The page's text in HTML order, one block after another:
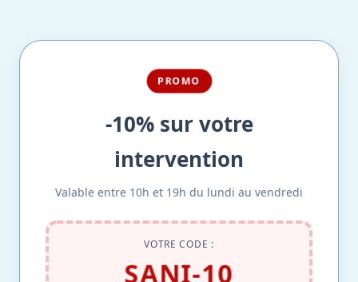
PROMO
-10% sur votre
intervention
Valable entre 10h et 19h du lundi au vendredi
VOTRE CODE :
SANI-10